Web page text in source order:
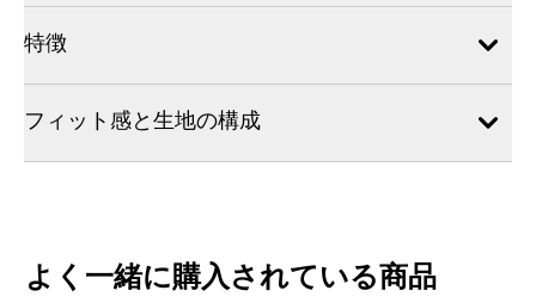
特徴
フィット感と生地の構成
よく一緒に購入されている商品